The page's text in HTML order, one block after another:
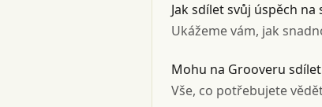
Jak sdílet svůj úspěch
Ukážeme vám, jak
Mohu na Grooveru
Vše, co potřebujete